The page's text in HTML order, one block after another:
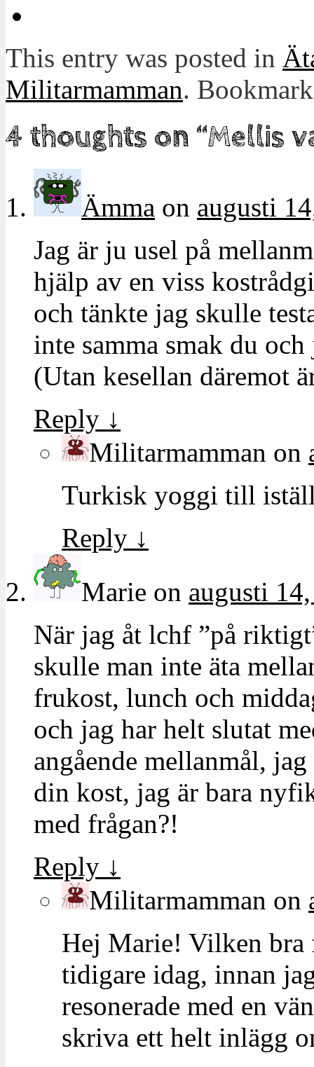
This entry was posted in
Militarmamman.
4 thoughts on “Mellis
Ämma on augusti
Jag är ju usel på
hjälp av en viss
och tänkte jag skulle
inte samma smak du
(Utan kesellan däremot
Reply ↓
Militarmamman on
Turkisk yoggi till
Reply ↓
Marie on augusti
När jag åt lchf ”på
skulle man inte äta
frukost, lunch och
och jag har helt slutat
angående mellanmål,
din kost, jag är bara
med frågan?!
Reply ↓
Militarmamman on
Hej Marie! Vilken bra
tidigare idag, innan
resonerade med en
skriva ett helt inlägg